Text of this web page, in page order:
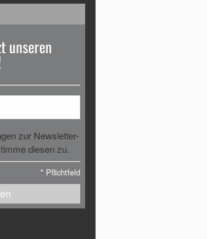
unseren
zur Newsletter-
diesen zu.
* Pflichtfeld